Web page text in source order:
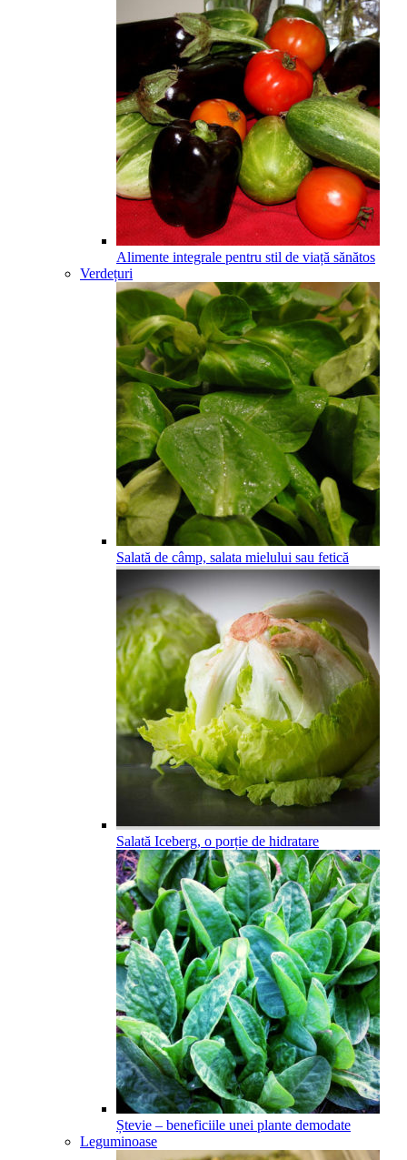
Alimente integrale pentru stil de viață sănătos
Verdețuri
Salată de câmp, salata mielului sau fetică
Salată Iceberg, o porție de hidratare
Ștevie – beneficiile unei plante demodate
Leguminoase